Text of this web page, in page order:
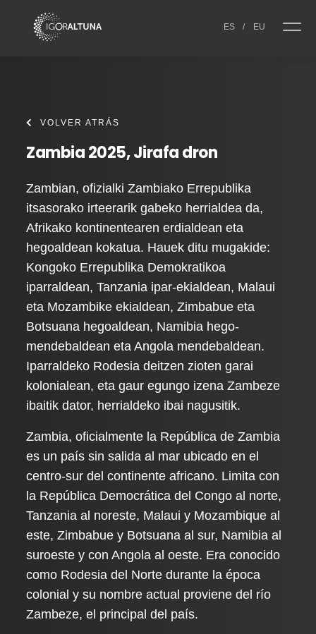
ES / EU
VOLVER ATRÁS
Zambia 2025, Jirafa dron
Zambian, ofizialki Zambiako Errepublika
itsasorako irteerarik gabeko herrialdea da,
Afrikako kontinentearen erdialdean eta
hegoaldean kokatua. Hauek ditu mugakide:
Kongoko Errepublika Demokratikoa
iparraldean, Tanzania ipar-ekialdean, Malaui
eta Mozambike ekialdean, Zimbabue eta
Botsuana hegoaldean, Namibia hego-
mendebaldean eta Angola mendebaldean.
Iparraldeko Rodesia deitzen zioten garai
kolonialean, eta gaur egungo izena Zambeze
ibaitik dator, herrialdeko ibai nagusitik.
Zambia, oficialmente la República de Zambia
es un país sin salida al mar ubicado en el
centro-sur del continente africano. Limita con
la República Democrática del Congo al norte,
Tanzania al noreste, Malaui y Mozambique al
este, Zimbabue y Botsuana al sur, Namibia al
suroeste y con Angola al oeste. Era conocido
como Rodesia del Norte durante la época
colonial y su nombre actual proviene del río
Zambeze, el principal del país.